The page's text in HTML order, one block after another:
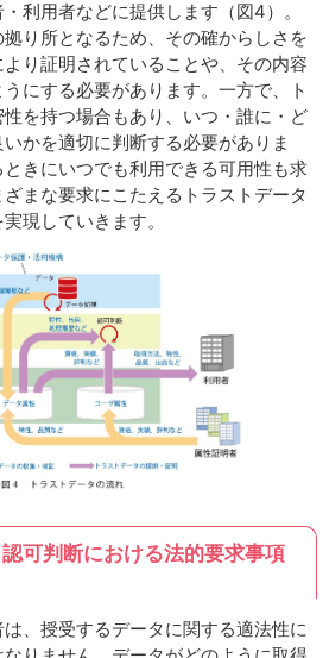
利用者などに提供します（図4）。
り所となるため、その確からしさを
り証明されていることや、その内容
にする必要があります。一方で、ト
を持つ場合もあり、いつ・誰に・ど
かを適切に判断する必要がありま
きにいつでも利用できる可用性も求
まな要求にこたえるトラストデータ
現していきます。
可判断における法的要求事項
、授受するデータに関する適法性に